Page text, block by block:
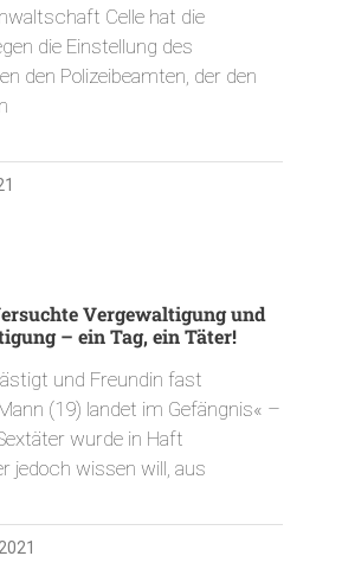
Celle hat die
die Einstellung des
den Polizeibeamten, der den
Vergewaltigung und
– ein Tag, ein Täter!
und Freundin fast
(19) landet im Gefängnis« –
wurde in Haft
jedoch wissen will, aus